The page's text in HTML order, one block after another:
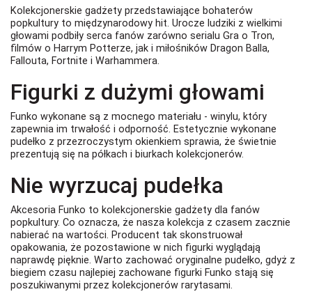
Kolekcjonerskie gadżety przedstawiające bohaterów
popkultury to międzynarodowy hit. Urocze ludziki z wielkimi
głowami podbiły serca fanów zarówno serialu Gra o Tron,
filmów o Harrym Potterze, jak i miłośników Dragon Balla,
Fallouta, Fortnite i Warhammera.
Figurki z dużymi głowami
Funko wykonane są z mocnego materiału - winylu, który
zapewnia im trwałość i odporność. Estetycznie wykonane
pudełko z przezroczystym okienkiem sprawia, że świetnie
prezentują się na półkach i biurkach kolekcjonerów.
Nie wyrzucaj pudełka
Akcesoria Funko to kolekcjonerskie gadżety dla fanów
popkultury. Co oznacza, że nasza kolekcja z czasem zacznie
nabierać na wartości. Producent tak skonstruował
opakowania, że pozostawione w nich figurki wyglądają
naprawdę pięknie. Warto zachować oryginalne pudełko, gdyż z
biegiem czasu najlepiej zachowane figurki Funko stają się
poszukiwanymi przez kolekcjonerów rarytasami.